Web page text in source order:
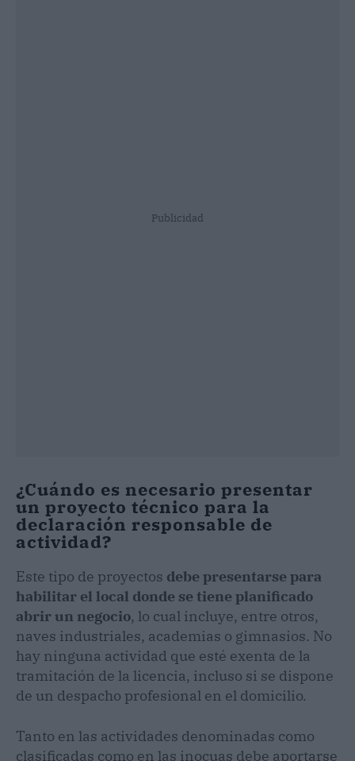
Publicidad
¿Cuándo es necesario presentar
un proyecto técnico para la
declaración responsable de
actividad?
Este tipo de proyectos debe presentarse para
habilitar el local donde se tiene planificado
abrir un negocio, lo cual incluye, entre otros,
naves industriales, academias o gimnasios. No
hay ninguna actividad que esté exenta de la
tramitación de la licencia, incluso si se dispone
de un despacho profesional en el domicilio.
Tanto en las actividades denominadas como
clasificadas como en las inocuas debe aportarse